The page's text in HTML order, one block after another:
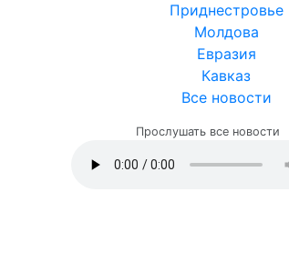
Приднестровье
Молдова
Евразия
Кавказ
Все новости
Прослушать все новости